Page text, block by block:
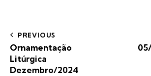
PREVIOUS
Ornamentação
Litúrgica
Dezembro/2024